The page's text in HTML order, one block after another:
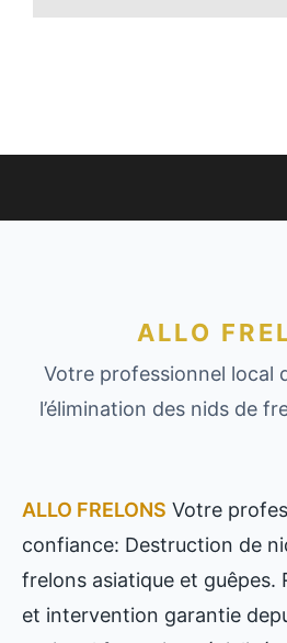
ALLO
Votre professionnel local
l’élimination des nids de
ALLO FRELONS Votre
confiance: Destruction de
frelons asiatique et guêpes.
et intervention garantie